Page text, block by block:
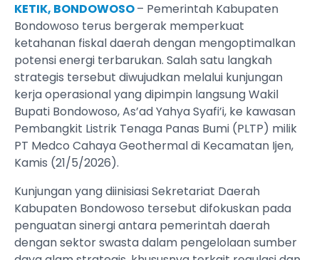
KETIK, BONDOWOSO– Pemerintah Kabupaten
Bondowoso terus bergerak memperkuat
ketahanan fiskal daerah dengan mengoptimalkan
potensi energi terbarukan. Salah satu langkah
strategis tersebut diwujudkan melalui kunjungan
kerja operasional yang dipimpin langsung Wakil
Bupati Bondowoso, As’ad Yahya Syafi’i, ke kawasan
Pembangkit Listrik Tenaga Panas Bumi (PLTP) milik
PT Medco Cahaya Geothermal di Kecamatan Ijen,
Kamis (21/5/2026).
Kunjungan yang diinisiasi Sekretariat Daerah
Kabupaten Bondowoso tersebut difokuskan pada
penguatan sinergi antara pemerintah daerah
dengan sektor swasta dalam pengelolaan sumber